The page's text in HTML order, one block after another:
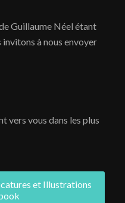
Guillaume Néel étant
à nous envoyer
vers vous dans les plus
et Illustrations